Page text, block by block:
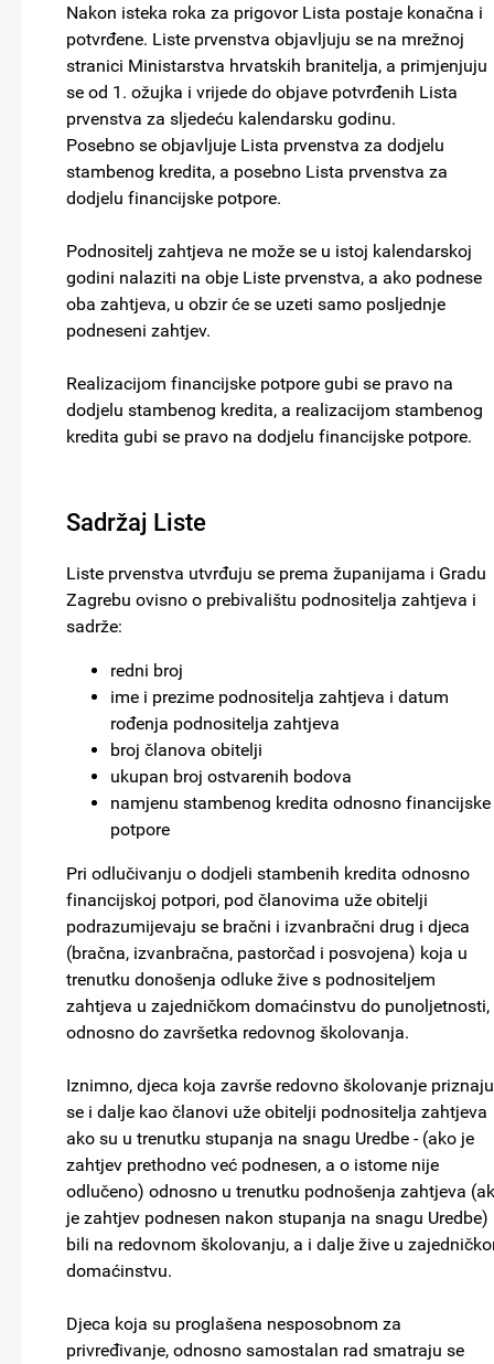
Nakon isteka roka za prigovor Lista postaje konačna i
potvrđene. Liste prvenstva objavljuju se na mrežnoj
stranici Ministarstva hrvatskih branitelja, a primjenjuju
se od 1. ožujka i vrijede do objave potvrđenih Lista
prvenstva za sljedeću kalendarsku godinu.
Posebno se objavljuje Lista prvenstva za dodjelu
stambenog kredita, a posebno Lista prvenstva za
dodjelu financijske potpore.
Podnositelj zahtjeva ne može se u istoj kalendarskoj
godini nalaziti na obje Liste prvenstva, a ako podnese
oba zahtjeva, u obzir će se uzeti samo posljednje
podneseni zahtjev.
Realizacijom financijske potpore gubi se pravo na
dodjelu stambenog kredita, a realizacijom stambenog
kredita gubi se pravo na dodjelu financijske potpore.
Sadržaj Liste
Liste prvenstva utvrđuju se prema županijama i Gradu
Zagrebu ovisno o prebivalištu podnositelja zahtjeva i
sadrže:
redni broj
ime i prezime podnositelja zahtjeva i datum
rođenja podnositelja zahtjeva
broj članova obitelji
ukupan broj ostvarenih bodova
namjenu stambenog kredita odnosno financijske
potpore
Pri odlučivanju o dodjeli stambenih kredita odnosno
financijskoj potpori, pod članovima uže obitelji
podrazumijevaju se bračni i izvanbračni drug i djeca
(bračna, izvanbračna, pastorčad i posvojena) koja u
trenutku donošenja odluke žive s podnositeljem
zahtjeva u zajedničkom domaćinstvu do punoljetnosti,
odnosno do završetka redovnog školovanja.
Iznimno, djeca koja završe redovno školovanje priznaju
se i dalje kao članovi uže obitelji podnositelja zahtjeva
ako su u trenutku stupanja na snagu Uredbe - (ako je
zahtjev prethodno već podnesen, a o istome nije
odlučeno) odnosno u trenutku podnošenja zahtjeva
je zahtjev podnesen nakon stupanja na snagu Uredbe)
bili na redovnom školovanju, a i dalje žive u
domaćinstvu.
Djeca koja su proglašena nesposobnom za
privređivanje, odnosno samostalan rad smatraju se